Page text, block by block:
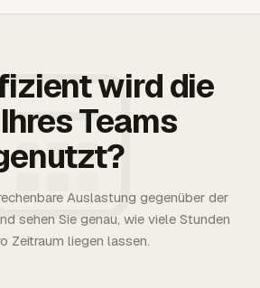
wird die
Teams
Auslastung gegenüber der
sehen Sie genau, wie viele Stunden
Zeitraum liegen lassen.